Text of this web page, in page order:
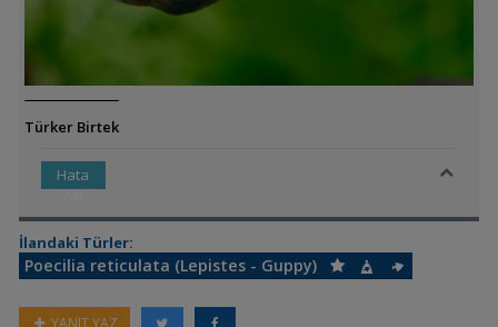
Türker Birtek
Hata
Var
İlandaki Türler:
Poecilia reticulata (Lepistes - Guppy)